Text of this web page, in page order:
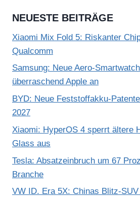
NEUESTE BEITRÄGE
Xiaomi Mix Fold 5: Riskanter
Qualcomm
Samsung: Neue Aero-
überraschend Apple an
BYD: Neue Feststoffakku-
2027
Xiaomi: HyperOS 4 sperrt ältere
Glass aus
Tesla: Absatzeinbruch um 67
Branche
VW ID. Era 5X: Chinas Blitz-